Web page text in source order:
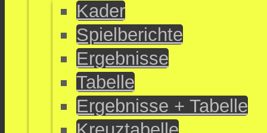
Kader
Spielberichte
Ergebnisse
Tabelle
Ergebnisse + Tabelle